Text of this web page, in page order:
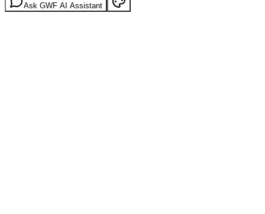
Ask GWF AI Assistant